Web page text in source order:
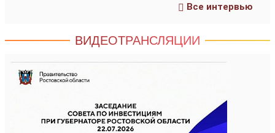
Все интервью
ВИДЕОТРАНСЛЯЦИИ